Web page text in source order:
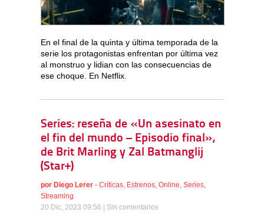
En el final de la quinta y última temporada de la
serie los protagonistas enfrentan por última vez
al monstruo y lidian con las consecuencias de
ese choque. En Netflix.
Series: reseña de «Un asesinato en
el fin del mundo – Episodio final»,
de Brit Marling y Zal Batmanglij
(Star+)
por Diego Lerer - Críticas, Estrenos, Online, Series,
Streaming
20 Dic, 2023 09:56 | Sin comentarios